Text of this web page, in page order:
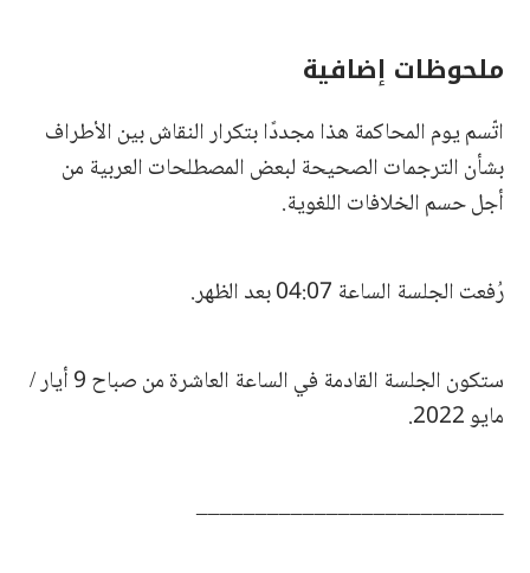
ملحوظات إضافية
اتّسم يوم المحاكمة هذا مجددًا بتكرار النقاش بين الأطراف
بشأن الترجمات الصحيحة لبعض المصطلحات العربية من
أجل حسم الخلافات اللغوية.
رُفعت الجلسة الساعة 04:07 بعد الظهر.
ستكون الجلسة القادمة في الساعة العاشرة من صباح 9 أيار /
مايو 2022.
__________________________